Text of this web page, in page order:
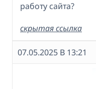
работу сайта?
скрытая ссылка
07.05.2025 В 13:21